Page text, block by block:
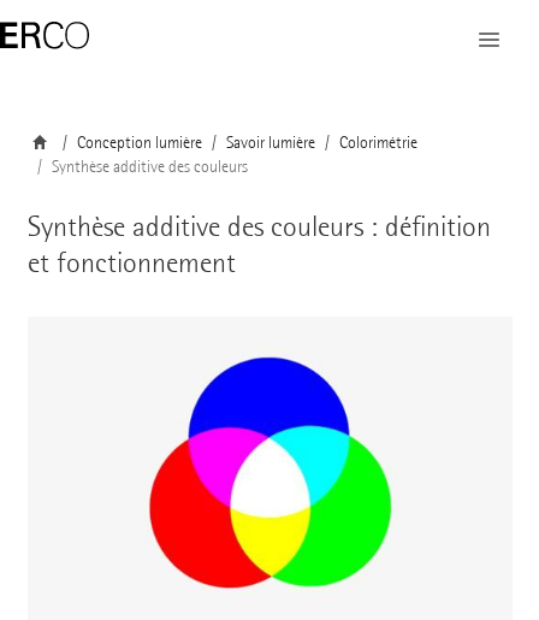
Conception lumière Savoir lumière
Colorimétrie
Synthèse additive des couleurs
Synthèse additive des couleurs : définition
et fonctionnement